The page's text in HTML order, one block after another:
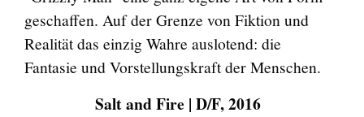
geschaffen. Auf der Grenze von Fiktion und
Realität das einzig Wahre auslotend: die
Fantasie und Vorstellungskraft der Menschen.
Salt and Fire | D/F, 2016